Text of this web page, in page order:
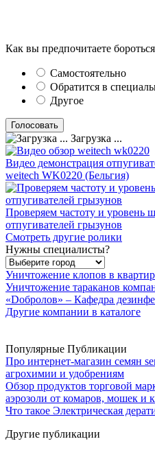
Как вы предпочитаете
Самостоятельно
Обратится в
Другое
Загрузка ...
Видео демонстрация
weitech WK0220 (Бельгия)
Проверяем частоту и уровень
отпугивателей грызунов
Смотреть другие ролики
Нужны специалисты?
Уничтожение клопов в
Уничтожение тараканов
«Dобролов» – Кафедра
Другие компании в каталоге
Популярные Публикации
Про интернет-магазин семян
агрохимии и удобрениям
Обзор продуктов торговой
аэрозоли от комаров, мошек и
Что такое Электрическая
Другие публикации